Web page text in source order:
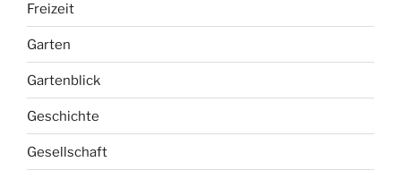
Gartenblick
Geschichte
Gesellschaft
Gesundheit
Gleichberechtigung